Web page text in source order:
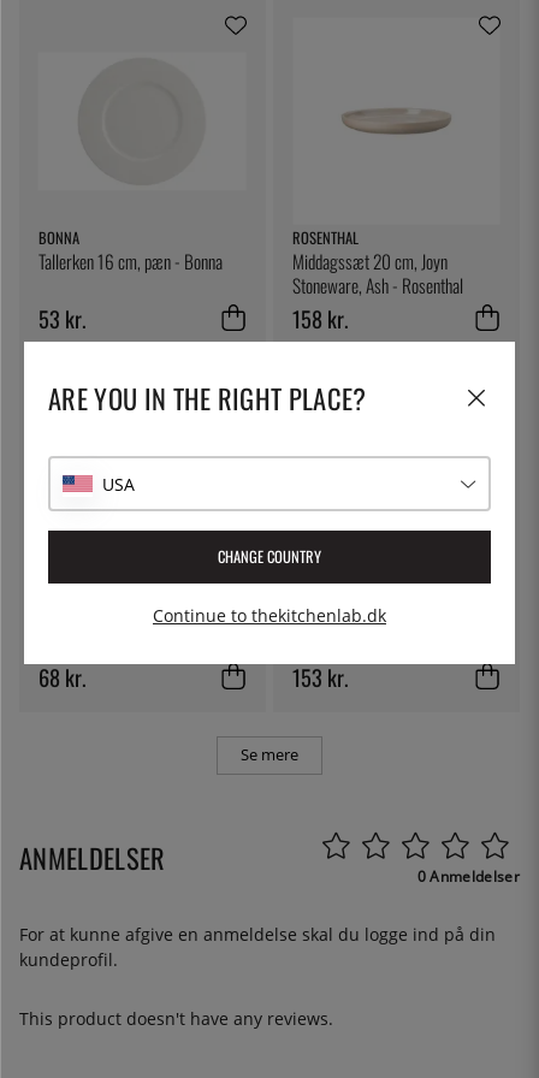
BONNA
Tallerken 16 cm, pæn - Bonna
53 kr.
ROSENTHAL
Middagssæt 20 cm, Joyn
Stoneware, Ash - Rosenthal
158 kr.
Dypskål, 9 cl, Lifestyle Natural -
68 kr.
Skål, 15 cm, Lifestyle Natural -
153 kr.
Se mere
ANMELDELSER 0 Anmeldelser
For at kunne afgive en anmeldelse skal du logge ind på din
kundeprofil.
This product doesn't have any reviews.
ARE YOU IN THE RIGHT PLACE?
USA
CHANGE COUNTRY
Continue to thekitchenlab.dk